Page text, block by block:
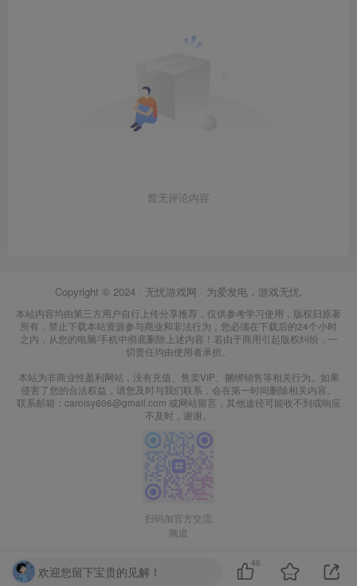
暂无评论内容
Copyright © 2024 · 无忧游戏网 · 为爱发电，游戏无忧.
本站内容均由第三方用户自行上传分享推荐，仅供参考学习使用，版权归原著
所有，禁止下载本站资源参与商业和非法行为，您必须在下载后的24个小时
之内，从您的电脑/手机中彻底删除上述内容！若由于商用引起版权纠纷，一
切责任均由使用者承担。
本站为非商业性盈利网站，没有充值、售卖VIP、捆绑销售等相关行为。如果
侵害了您的合法权益，请您及时与我们联系，会在第一时间删除相关内容。
联系邮箱：carolsy606@gmail.com 或网站留言，其他途径可能收不到或响应
不及时，谢谢。
扫码加官方交流
频道
欢迎您留下宝贵的见解！
46